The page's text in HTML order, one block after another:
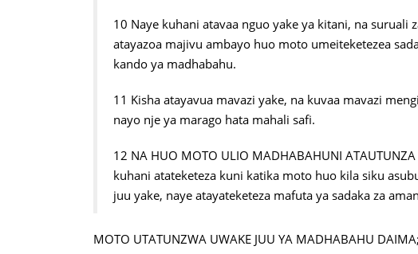
10 Naye kuhani atavaa nguo yake ya kitani, na suruali
atayazoa majivu ambayo huo moto umeiteketezea
kando ya madhabahu.
11 Kisha atayavua mavazi yake, na kuvaa mavazi
nayo nje ya marago hata mahali safi.
12 NA HUO MOTO ULIO MADHABAHUNI ATAUTUNZA
kuhani atateketeza kuni katika moto huo kila siku
juu yake, naye atayateketeza mafuta ya sadaka za
MOTO UTATUNZWA UWAKE JUU YA MADHABAHU